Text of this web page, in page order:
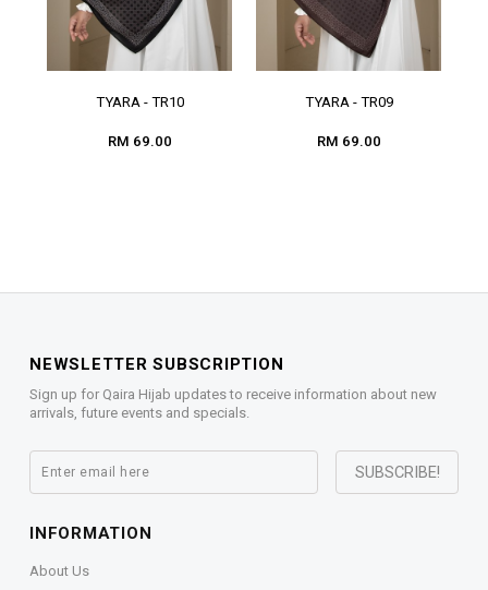
TYARA - TR10
RM 69.00
TYARA - TR09
RM 69.00
NEWSLETTER SUBSCRIPTION
Sign up for Qaira Hijab updates to receive information about new
arrivals, future events and specials.
INFORMATION
About Us